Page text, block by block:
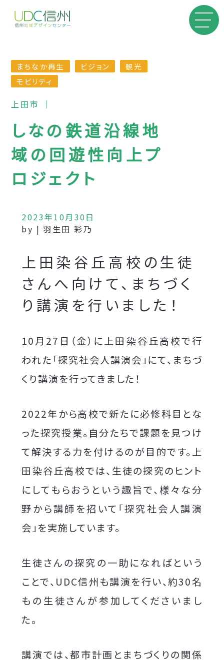
まちなか再生 ビジョン
観光
モビリティ
上田市 ｜
しなの鉄道沿線地
域の回遊性向上プ
ロジェクト
2023年10月30日
by | 羽生田 彩乃
上田染谷丘高校の生徒
さんへ向けて、まちづく
り講演を行いました！
10月27日（金）に上田染谷丘高校で行
われた「探究社会人講演会」にて、まちづ
くり講演を行ってきました！
2022年から高校で新たに必修科目とな
った探究授業。自分たちで課題を見つけ
て解決する力を付けるのが目的です。上
田染谷丘高校では、生徒の探究のヒント
にしてもらおうという趣旨で、様々な分
野から講師を招いて「探究社会人講演
会」を実施しています。
生徒さんの探究の一助になればという
ことで、UDC信州も講演を行い、約30名
もの生徒さんが参加してくださいまし
た。
講演では、都市計画とまちづくりの関係